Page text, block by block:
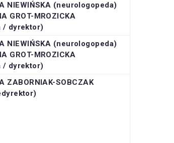
NIEWIŃSKA (neurologopeda)
GROT-MROZICKA
/ dyrektor)
NIEWIŃSKA (neurologopeda)
GROT-MROZICKA
/ dyrektor)
ZABORNIAK-SOBCZAK